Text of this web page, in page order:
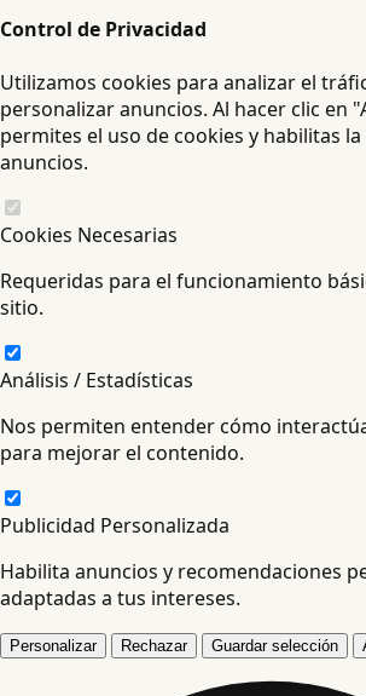
Control de Privacidad
Utilizamos cookies para analizar el
personalizar anuncios. Al hacer clic en
permites el uso de cookies y habilitas
anuncios.
Cookies Necesarias
Requeridas para el funcionamiento
sitio.
Análisis / Estadísticas
Nos permiten entender cómo
para mejorar el contenido.
Publicidad Personalizada
Habilita anuncios y recomendaciones
adaptadas a tus intereses.
Personalizar Rechazar Guardar selección